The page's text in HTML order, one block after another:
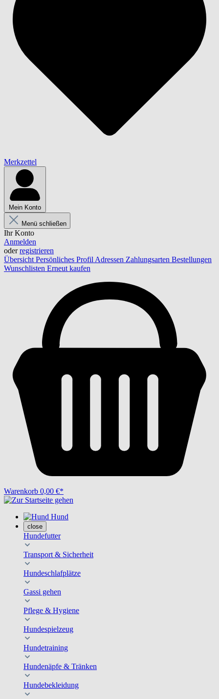
Merkzettel
Mein Konto
Menü schließen
Ihr Konto
Anmelden
oderregistrieren
Übersicht Persönliches Profil Adressen Zahlungsarten Bestellungen
Wunschlisten Erneut kaufen
Warenkorb 0,00 €*
Hund
close
Hundefutter
Transport & Sicherheit
Hundeschlafplätze
Gassi gehen
Pflege & Hygiene
Hundespielzeug
Hundetraining
Hundenäpfe & Tränken
Hundebekleidung